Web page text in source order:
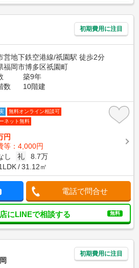
初期費用に注目
営地下鉄空港線/祇園駅 徒歩2分
福岡市博多区祇園町
築9年
数
10階建
無料オンライン相談可
ネット無料
円
等：4,000円
し 礼
8.7万
31.12㎡
電話で問合せ
にLINEで相談する 無料
初期費用に注目